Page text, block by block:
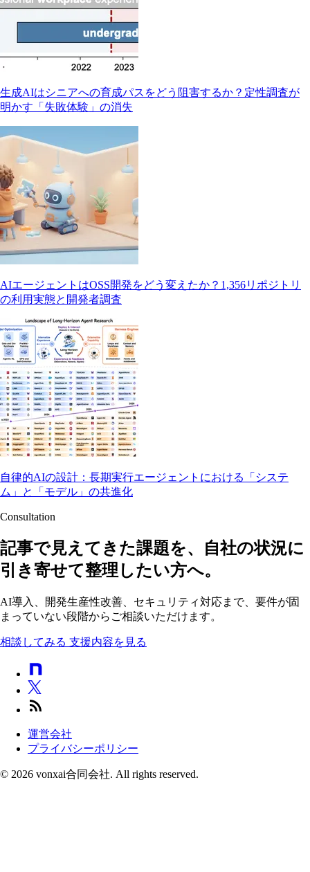
生成AIはシニアへの育成パスをどう阻害するか？定性調査が
明かす「失敗体験」の消失
AIエージェントはOSS開発をどう変えたか？1,356リポジトリ
の利用実態と開発者調査
自律的AIの設計：長期実行エージェントにおける「システ
ム」と「モデル」の共進化
Consultation
記事で見えてきた課題を、自社の状況に
引き寄せて整理したい方へ。
AI導入、開発生産性改善、セキュリティ対応まで、要件が固
まっていない段階からご相談いただけます。
相談してみる 支援内容を見る
運営会社
プライバシーポリシー
© 2026 vonxai合同会社. All rights reserved.